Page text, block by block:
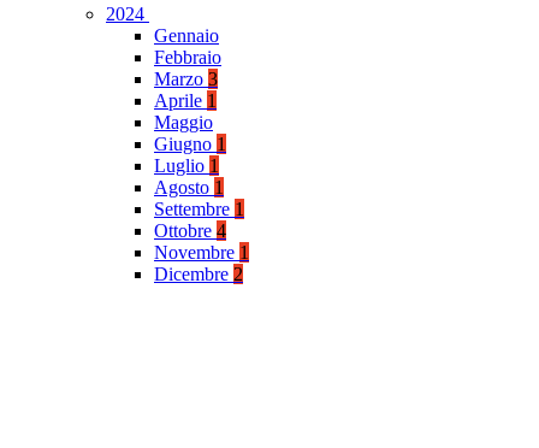
2024
Gennaio
Febbraio
Marzo 3
Aprile 1
Maggio
Giugno 1
Luglio 1
Agosto 1
Settembre 1
Ottobre 4
Novembre 1
Dicembre 2